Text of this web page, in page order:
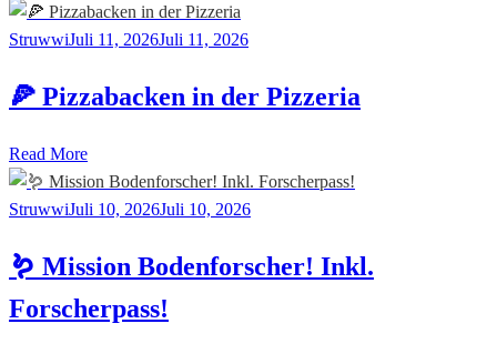
StruwwiJuli 11, 2026Juli 11, 2026
🍕 Pizzabacken in der Pizzeria
Read More
StruwwiJuli 10, 2026Juli 10, 2026
🪱 Mission Bodenforscher! Inkl.
Forscherpass!